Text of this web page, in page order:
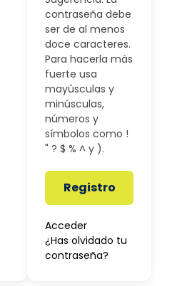
contraseña debe
ser de al menos
doce caracteres.
Para hacerla más
fuerte usa
mayúsculas y
minúsculas,
números y
símbolos como !
" ? $ % ^ y ).
Registro
Acceder
¿Has olvidado tu
contraseña?